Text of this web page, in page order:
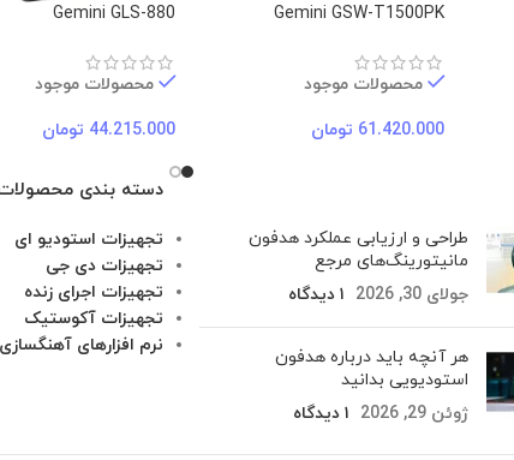
Gemini GSW-T1500PK
محصولات موجود
61.420.000 تومان
Gemini GLS-880
محصولات موجود
44.215.000 تومان
طراحی و ارزیابی عملکرد هدفون‌
مانیتورینگ‌های مرجع
جولای 30, 2026
۱ دیدگاه
هر آنچه باید درباره هدفون
استودیویی بدانید
ژوئن 29, 2026
۱ دیدگاه
دسته بندی
تجهیزات استودیو ای
تجهیزات دی جی
تجهیزات اجرای زنده
تجهیزات آکوستیک
نرم افزارهای آهنگسازی